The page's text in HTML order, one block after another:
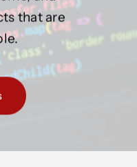
that are